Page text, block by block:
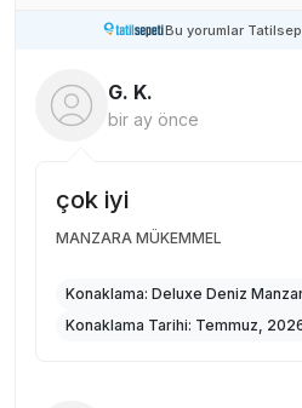
Bu yorumlar
G. K.
bir ay önce
çok iyi
MANZARA MÜKEMMEL
Konaklama: Deluxe Deniz
Konaklama Tarihi: Temmuz,